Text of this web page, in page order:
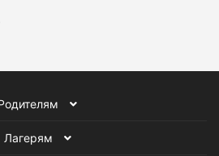
Лагерям